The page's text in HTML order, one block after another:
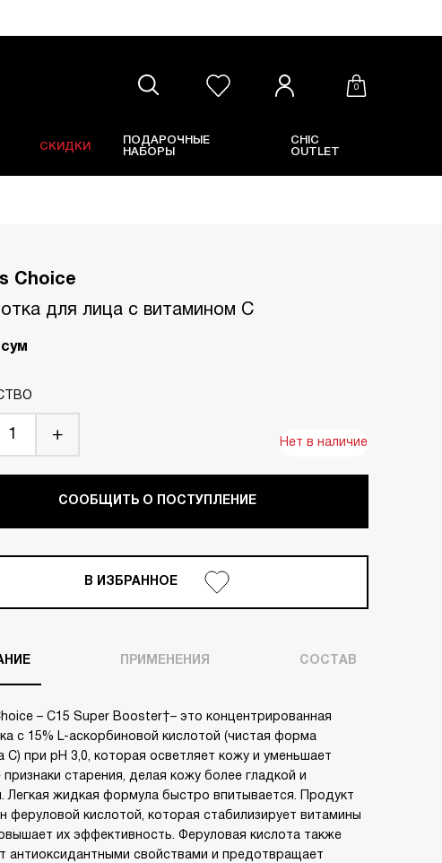
0
СКИДКИ
ПОДАРОЧНЫЕ
НАБОРЫ
CHIC
OUTLET
Choice
для лица с витамином С
Нет в наличие
СООБЩИТЬ О ПОСТУПЛЕНИЕ
В ИЗБРАННОЕ
ПРИМЕНЕНИЯ СОСТАВ
– C15 Super Booster – это концентрированная
с 15% L-аскорбиновой кислотой (чистая форма
С) при рН 3,0, которая осветляет кожу и уменьшает
старения, делая кожу более гладкой и
Легкая жидкая формула быстро впитывается. Продукт
феруловой кислотой, которая стабилизирует витамины
их эффективность. Феруловая кислота также
антиоксидантными свойствами и предотвращает